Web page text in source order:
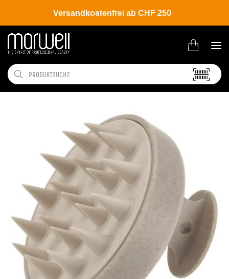
Versandkostenfrei ab CHF 250
Shop Tools Bürsten | Kämme Bürsten